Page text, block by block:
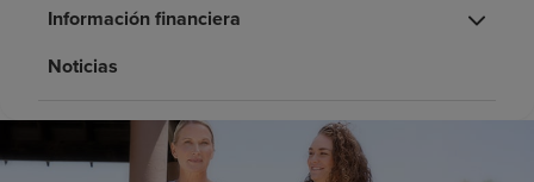
Acerca de nosotros
Buscar un centro
Información financiera
Noticias